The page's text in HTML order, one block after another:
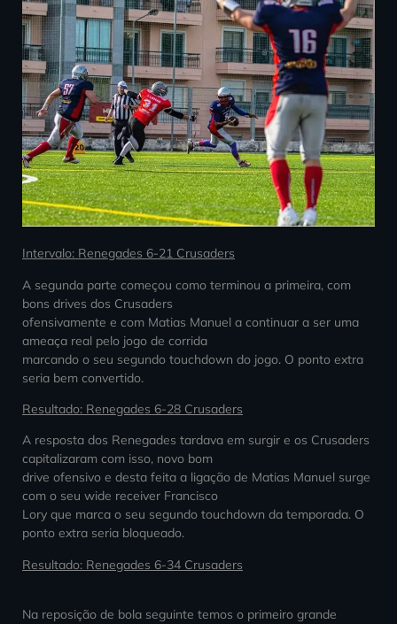
Intervalo: Renegades 6-21 Crusaders
A segunda parte começou como terminou a primeira, com
bons drives dos Crusaders
ofensivamente e com Matias Manuel a continuar a ser uma
ameaça real pelo jogo de corrida
marcando o seu segundo touchdown do jogo. O ponto extra
seria bem convertido.
Resultado: Renegades 6-28 Crusaders
A resposta dos Renegades tardava em surgir e os Crusaders
capitalizaram com isso, novo bom
drive ofensivo e desta feita a ligação de Matias Manuel surge
com o seu wide receiver Francisco
Lory que marca o seu segundo touchdown da temporada. O
ponto extra seria bloqueado.
Resultado: Renegades 6-34 Crusaders
Na reposição de bola seguinte temos o primeiro grande